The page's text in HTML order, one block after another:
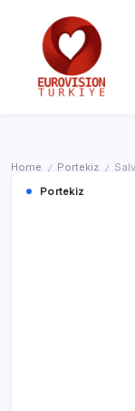
Home / Portekiz /
Portekiz